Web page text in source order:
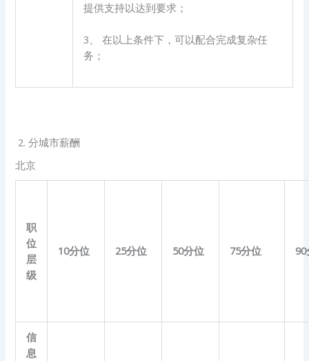
提供支持以达到要求；
3、 在以上条件下，可以配合完成复杂任
务；
2. 分城市薪酬
北京
职
位
层
级
10分位 25分位 50分位 75分位 90
信
息